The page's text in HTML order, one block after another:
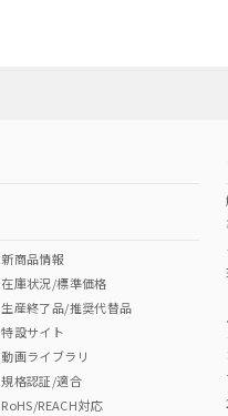
新商品情報
在庫状況/標準価格
生産終了品/推奨代替品
特設サイト
動画ライブラリ
規格認証/適合
RoHS/REACH対応